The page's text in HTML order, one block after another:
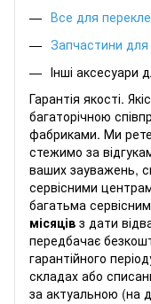
Все для
Запчастини для
Інші аксесуари
Гарантія якості.
багаторічною
фабриками. Ми
стежимо за
ваших зауважень,
сервісними
багатьма
місяців з дати
передбачає
гарантійного
складах або
за актуальною (на